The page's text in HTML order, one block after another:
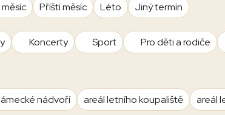
Příští měsíc Léto
Jiný termín
Koncerty Sport Pro děti a rodiče
nádvoří areál letního koupaliště areál